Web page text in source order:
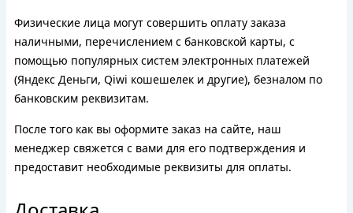
Физические лица могут совершить оплату заказа
наличными, перечислением с банковской карты, с
помощью популярных систем электронных платежей
(Яндекс Деньги, Qiwi кошешелек и другие), безналом по
банковским реквизитам.
После того как вы оформите заказ на сайте, наш
менеджер свяжется с вами для его подтверждения и
предоставит необходимые реквизиты для оплаты.